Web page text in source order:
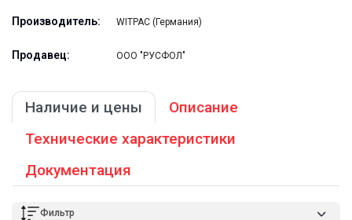
Производитель: WITPAC (Германия)
Продавец: ООО "РУСФОЛ"
Наличие и цены
Описание
Технические характеристики
Документация
Фильтр